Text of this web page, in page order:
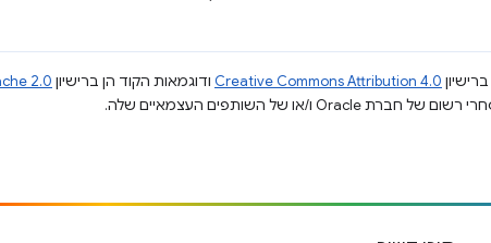
Creative Commons Attribution 4.0 ודוגמאות הקוד הן ברישיון 2.0